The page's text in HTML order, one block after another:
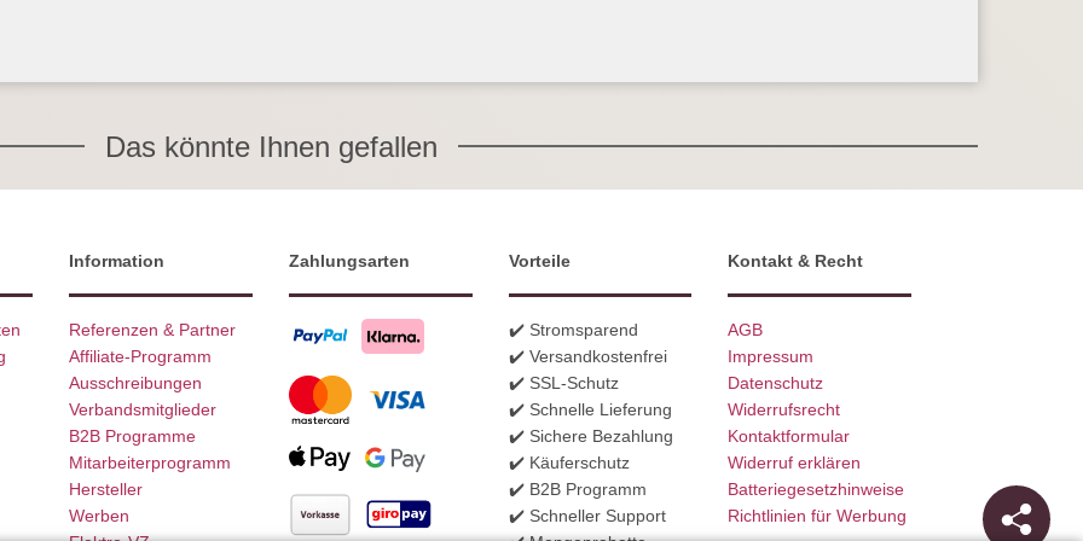
Das könnte Ihnen gefallen
Information
Referenzen & Partner
Affiliate-Programm
Ausschreibungen
Verbandsmitglieder
B2B Programme
Mitarbeiterprogramm
Hersteller
Werben
Zahlungsarten Vorteile
✔️ Stromsparend
✔️ Versandkostenfrei
✔️ SSL-Schutz
✔️ Schnelle Lieferung
✔️ Sichere Bezahlung
✔️ Käuferschutz
✔️ B2B Programm
✔️ Schneller Support
Kontakt & Recht
AGB
Impressum
Datenschutz
Widerrufsrecht
Kontaktformular
Widerruf erklären
Batteriegesetzhinweise
Richtlinien für Werbung